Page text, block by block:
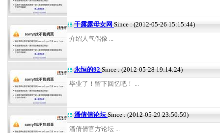
干露露母女网 Since : (2012-05-26 15:15:44)
介绍人气偶像 ...
永恒的92 Since : (2012-05-28 19:14:24)
毕业了！留下回忆吧！ ...
潘倩倩论坛Since : (2012-05-29 23:50:59)
潘倩倩官方论坛 ...